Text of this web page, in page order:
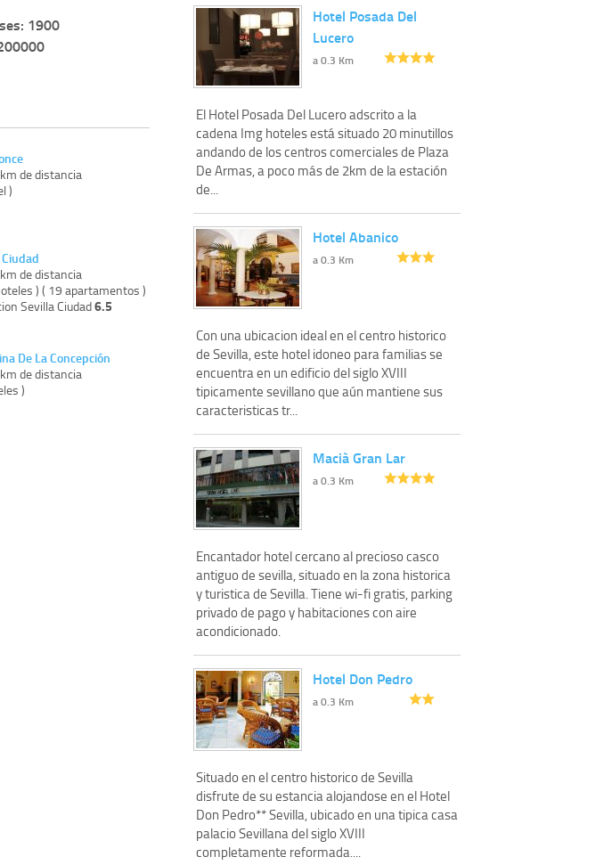
1900
de distancia
)
de distancia
) ( 19 apartamentos )
Sevilla Ciudad6.5
De La Concepción
de distancia
)
Hotel Posada Del
Lucero
a 0.3 Km
El Hotel Posada Del Lucero adscrito a la
cadena Img hoteles está situado 20 minutillos
andando de los centros comerciales de Plaza
De Armas, a poco más de 2km de la estación
de...
Hotel Abanico
a 0.3 Km
Con una ubicacion ideal en el centro historico
de Sevilla, este hotel idoneo para familias se
encuentra en un edificio del siglo XVIII
tipicamente sevillano que aún mantiene sus
caracteristicas tr...
Macià Gran Lar
a 0.3 Km
Encantador hotel cercano al precioso casco
antiguo de sevilla, situado en la zona historica
y turistica de Sevilla. Tiene wi-fi gratis, parking
privado de pago y habitaciones con aire
acondicionado.
Hotel Don Pedro
a 0.3 Km
Situado en el centro historico de Sevilla
disfrute de su estancia alojandose en el Hotel
Don Pedro** Sevilla, ubicado en una tipica casa
palacio Sevillana del siglo XVIII
completamente reformada....